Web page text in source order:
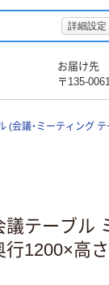
詳細設定
お届け先
〒135-
(会議・ミーティング
議テーブ
1200×高